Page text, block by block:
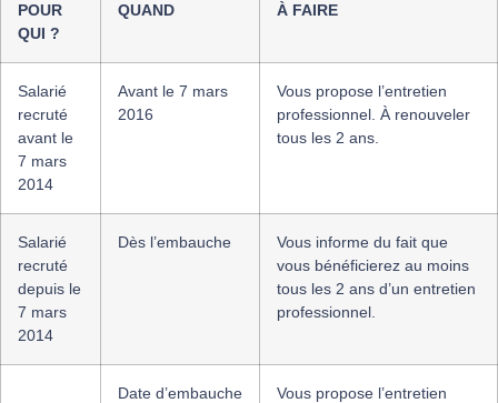
POUR
QUI ?
QUAND À FAIRE
Salarié
recruté
avant le
7 mars
2014
Avant le 7 mars
2016
Vous propose l’entretien
professionnel. À renouveler
tous les 2 ans.
Salarié
recruté
depuis le
7 mars
2014
Dès l’embauche
Vous informe du fait que
vous bénéficierez au moins
tous les 2 ans d’un entretien
professionnel.
Date d’embauche
Vous propose l’entretien